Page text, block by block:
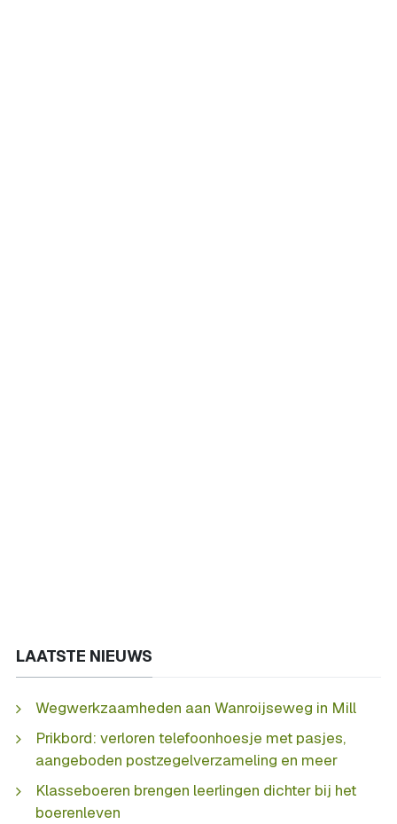
LAATSTE NIEUWS
Wegwerkzaamheden aan Wanroijseweg in Mill
Prikbord: verloren telefoonhoesje met pasjes,
aangeboden postzegelverzameling en meer
Klasseboeren brengen leerlingen dichter bij het
boerenleven